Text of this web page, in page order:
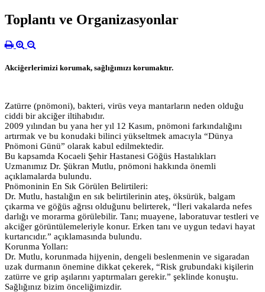
Toplantı ve Organizasyonlar
Akciğerlerimizi korumak, sağlığımızı korumaktır.
Zatürre (pnömoni), bakteri, virüs veya mantarların neden olduğu
ciddi bir akciğer iltihabıdır.
2009 yılından bu yana her yıl 12 Kasım, pnömoni farkındalığını
artırmak ve bu konudaki bilinci yükseltmek amacıyla “Dünya
Pnömoni Günü” olarak kabul edilmektedir.
Bu kapsamda Kocaeli Şehir Hastanesi Göğüs Hastalıkları
Uzmanımız Dr. Şükran Mutlu, pnömoni hakkında önemli
açıklamalarda bulundu.
Pnömoninin En Sık Görülen Belirtileri:
Dr. Mutlu, hastalığın en sık belirtilerinin ateş, öksürük, balgam
çıkarma ve göğüs ağrısı olduğunu belirterek, “İleri vakalarda nefes
darlığı ve morarma görülebilir. Tanı; muayene, laboratuvar testleri ve
akciğer görüntülemeleriyle konur. Erken tanı ve uygun tedavi hayat
kurtarıcıdır.” açıklamasında bulundu.
Korunma Yolları:
Dr. Mutlu, korunmada hijyenin, dengeli beslenmenin ve sigaradan
uzak durmanın önemine dikkat çekerek, “Risk grubundaki kişilerin
zatürre ve grip aşılarını yaptırmaları gerekir.” şeklinde konuştu.
Sağlığınız bizim önceliğimizdir.